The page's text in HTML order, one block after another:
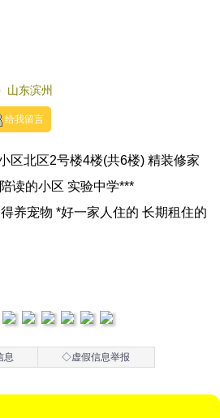
山东滨州
给我留言
区北区2号楼4楼(共6楼) 精装修家
读的小区 实验中学***
养宠物 *好一家人住的 长期租住的
息 ◇虚假信息举报